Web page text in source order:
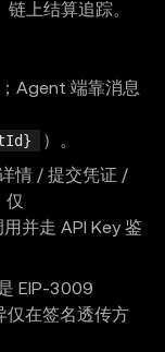
上结算追踪。
Agent 端靠消息
）。
情 / 提交凭证 /
仅
并走 API Key 鉴
EIP-3009
仅在签名透传方